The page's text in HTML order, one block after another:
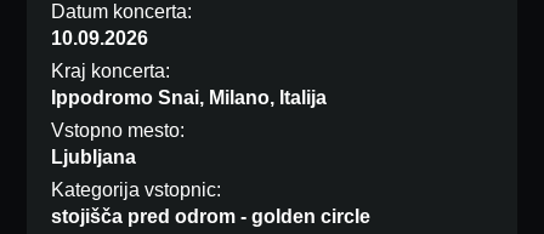
Datum koncerta:
10.09.2026
Kraj koncerta:
Ippodromo Snai, Milano, Italija
Vstopno mesto:
Ljubljana
Kategorija vstopnic:
stojišča pred odrom - golden circle